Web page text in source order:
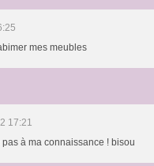
mes meubles
17:21
à ma connaissance ! bisou